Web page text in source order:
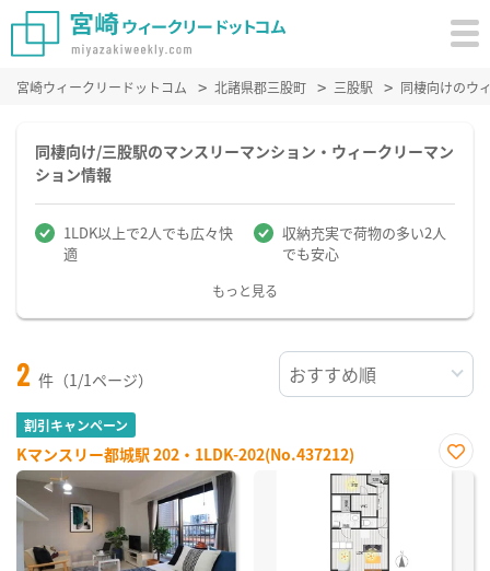
宮崎ウィークリードットコム 北諸県郡三股町 三股駅 同棲向けのウ
同棲向け/三股駅のマンスリーマンション・ウィークリーマン
ション情報
1LDK以上で2人でも広々快
適
収納充実で荷物の多い2人
でも安心
もっと見る
2 件（1/1ページ）
割引キャンペーン
Kマンスリー都城駅 202・1LDK-202(No.437212)
お気